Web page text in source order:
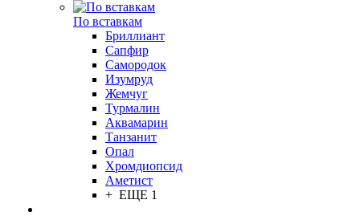
По вставкам
Бриллиант
Сапфир
Самородок
Изумруд
Жемчуг
Турмалин
Аквамарин
Танзанит
Опал
Хромдиопсид
Аметист
+ ЕЩЕ 1